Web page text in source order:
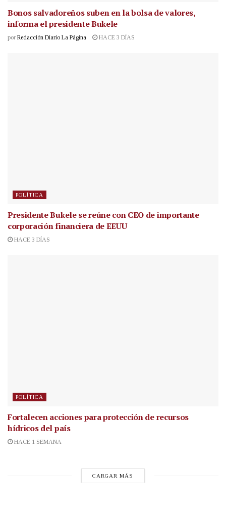
Bonos salvadoreños suben en la bolsa de valores,
informa el presidente Bukele
por Redacción Diario La Página HACE 3 DÍAS
POLÍTICA
Presidente Bukele se reúne con CEO de importante
corporación financiera de EEUU
HACE 3 DÍAS
POLÍTICA
Fortalecen acciones para protección de recursos
hídricos del país
HACE 1 SEMANA
CARGAR MÁS